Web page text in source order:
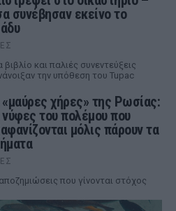
συνέβησαν εκείνο το
βιβλίο και παλιές συνεντεύξεις
την υπόθεση του Tupac
«μαύρες χήρες» της Ρωσίας:
νύφες του πολέμου που
μόλις πάρουν τα
που γίνονται στόχος